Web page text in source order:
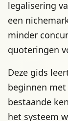
legalisering
een
minder
quoteringen
Deze gids
beginnen
bestaande
het systeem